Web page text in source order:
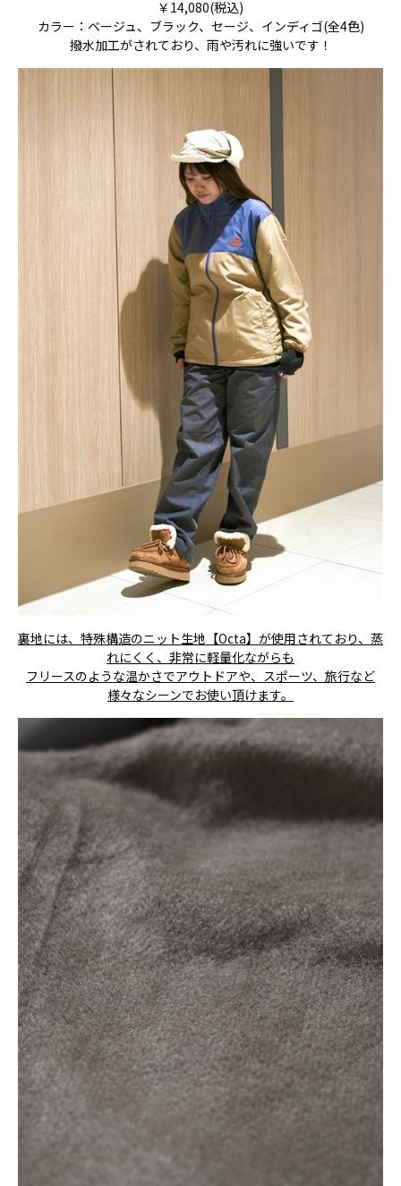
￥14,080(税込)
カラー：ベージュ、ブラック、セージ、インディゴ(全4色)
撥水加工がされており、雨や汚れに強いです！
裏地には、特殊構造のニット生地【Octa】が使用されており、蒸
れにくく、非常に軽量化ながらも
フリースのような温かさでアウトドアや、スポーツ、旅行など
様々なシーンでお使い頂けます。